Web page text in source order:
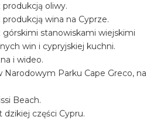
produkcją oliwy.
wina na Cyprze.
górskimi stanowiskami wiejskimi
win i cypryjskiej kuchni.
i wideo.
Narodowym Parku Cape Greco, na
Beach.
części Cypru.